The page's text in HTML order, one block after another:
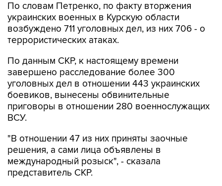
По словам Петренко, по факту вторжения
украинских военных в Курскую области
возбуждено 711 уголовных дел, из них 706 - о
террористических атаках.
По данным СКР, к настоящему времени
завершено расследование более 300
уголовных дел в отношении 443 украинских
боевиков, вынесены обвинительные
приговоры в отношении 280 военнослужащих
ВСУ.
"В отношении 47 из них приняты заочные
решения, а сами лица объявлены в
международный розыск", - сказала
представитель СКР.